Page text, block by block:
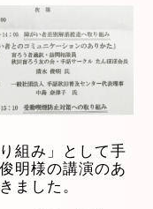
組み」として手
明様の講演のあ
ました。